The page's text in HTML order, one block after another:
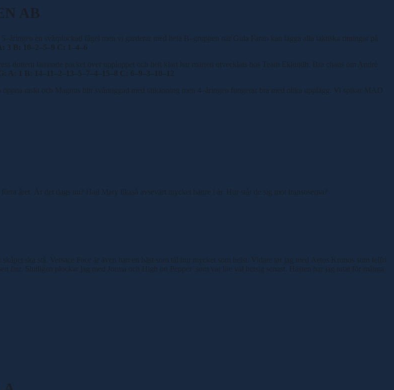
AB
åringen en svårplockad fågel men vi garderar med hela B
gruppen när Gula Faran kan lägga alla taktiska ritningar på
3 B: 10–2–5–9 C: 1–4–6
dottern lämnade packet över upploppet och helt klart har märren utvecklats hos Team Eklundh. Bra chans om André
A: 1 B: 14– 11–2– 13–5–7–4– 15–8 C: 6–9–3– 10– 12
raskt och Magnus blir svårtuggad med tätkänning men 4
åringen fungerar bra med olika upplägg. Vi spikar MAD
året. Är det dags nu? Hail Mary likaså avsevärt mycket bättre i år. Hur står de sig mot fransoserna?
ska stå. Versace Face är även han en häst som tål hur mycket som helst. Vidare tar jag med Aetos Kronos som felfri
fint. Slutligen plockar jag med Jorma och High on Pepper
som var lite väl hetsig senast. Hästen har jag ratat för många